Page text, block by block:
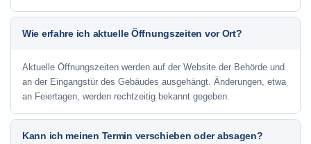
Wie erfahre ich aktuelle Öffnungszeiten vor Ort?
Aktuelle Öffnungszeiten werden auf der Website der Behörde und
an der Eingangstür des Gebäudes ausgehängt. Änderungen, etwa
an Feiertagen, werden rechtzeitig bekannt gegeben.
Kann ich meinen Termin verschieben oder absagen?